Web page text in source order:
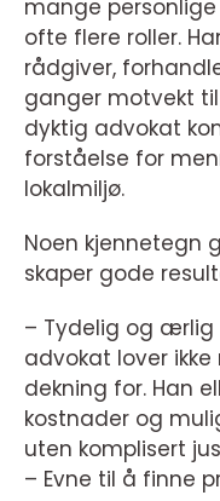
mange
ofte flere roller.
rådgiver,
ganger motvekt
dyktig advokat
forståelse for
lokalmiljø.
Noen kjennetegn
skaper gode
– Tydelig og ærlig
advokat lover
dekning for. Han
kostnader og
uten komplisert
– Evne til å finne